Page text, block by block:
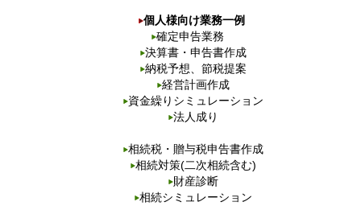
個人様向け業務一例
確定申告業務
決算書・申告書作成
納税予想、節税提案
経営計画作成
資金繰りシミュレーション
法人成り
相続税・贈与税申告書作成
相続対策(二次相続含む)
財産診断
相続シミュレーション